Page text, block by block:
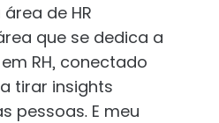
de HR
que se dedica a
RH, conectado
tirar insights
pessoas. E meu